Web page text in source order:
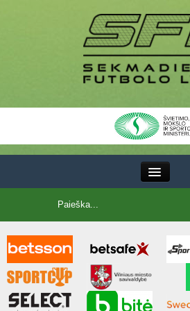
SFL taurė
7x7 CUP